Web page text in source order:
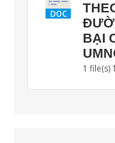
BẠI
1 file(s)